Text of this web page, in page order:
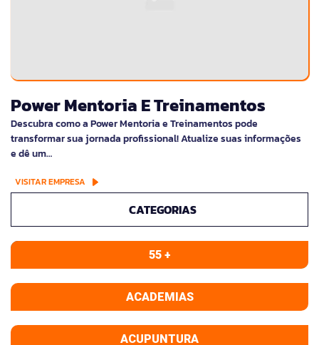
Power Mentoria E Treinamentos
Descubra como a Power Mentoria e Treinamentos pode
transformar sua jornada profissional! Atualize suas informações
e dê um…
VISITAR EMPRESA
CATEGORIAS
55 +
ACADEMIAS
ACUPUNTURA